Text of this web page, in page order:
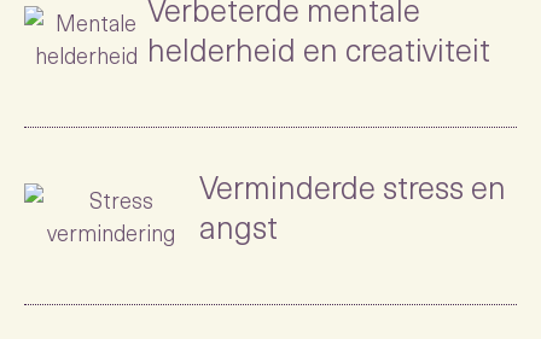
helderheid en creativiteit
Verminderde stress en
angst